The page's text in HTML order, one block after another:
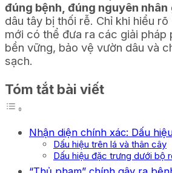
đúng bệnh, đúng nguyên nhân
dâu tây bị thối rễ. Chỉ khi hiểu rõ
mới có thể đưa ra các giải pháp
bền vững, bảo vệ vườn dâu và
sạch.
Tóm tắt bài viết
Nhận diện chính xác: Dấu
Dấu hiệu trên lá và thân cây
Dấu hiệu đặc trưng dưới bộ